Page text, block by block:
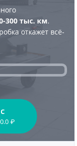
300 тыс. км.
откажет всё-
₽